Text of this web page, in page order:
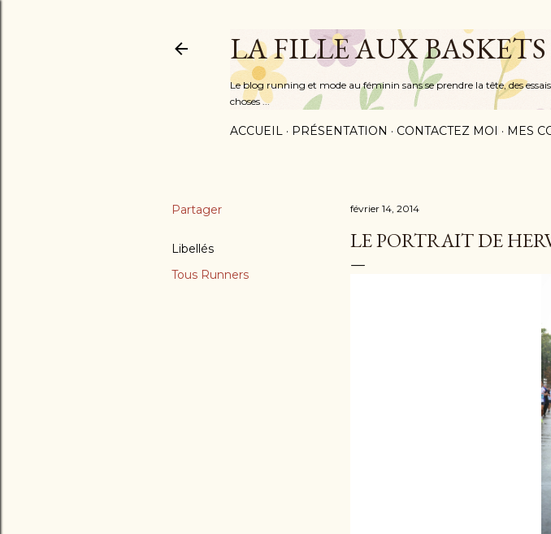
LA FILLE AUX BASKETS
Le blog running et mode au féminin sans se prendre la tête, des
choses ...
ACCUEIL PRÉSENTATION CONTACTEZ MOI MES
Partager
Libellés
Tous Runners
février 14, 2014
LE PORTRAIT DE